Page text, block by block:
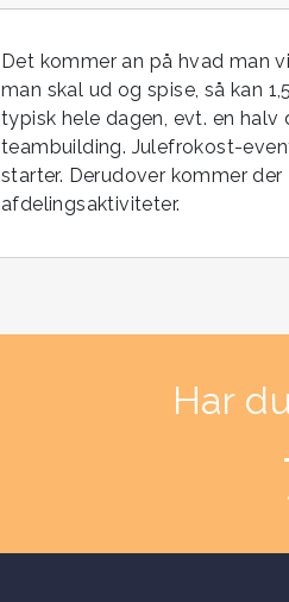
Det kommer an på hvad man
man skal ud og spise, så kan
typisk hele dagen, evt. en
teambuilding. Julefrokost-
starter. Derudover kommer
afdelingsaktiviteter.
Har